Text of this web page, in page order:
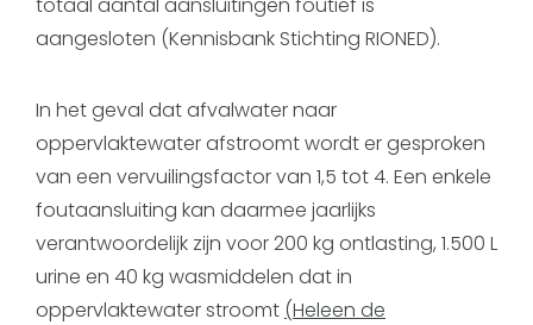
aangesloten (Kennisbank Stichting RIONED).
In het geval dat afvalwater naar
oppervlaktewater afstroomt wordt er gesproken
van een vervuilingsfactor van 1,5 tot 4. Een enkele
foutaansluiting kan daarmee jaarlijks
verantwoordelijk zijn voor 200 kg ontlasting, 1.500 L
urine en 40 kg wasmiddelen dat in
oppervlaktewater stroomt (Heleen de